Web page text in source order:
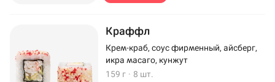
Краффл
Крем-краб, соус фирменный, айсберг,
икра масаго, кунжут
159 г · 8 шт.